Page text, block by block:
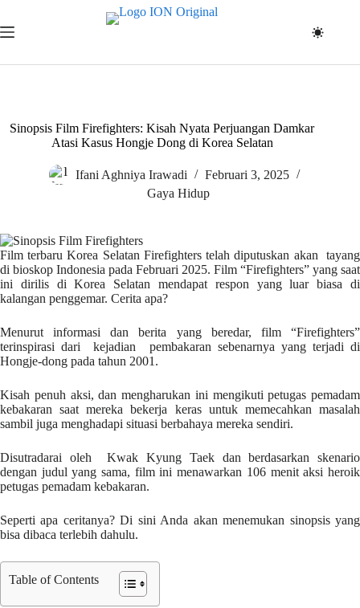
content
Sinopsis Film Firefighters: Kisah Nyata Perjuangan Damkar
Atasi Kasus Hongje Dong di Korea Selatan
Ifani Aghniya Irawadi
Februari 3, 2025
Gaya Hidup
Film terbaru Korea Selatan Firefighters telah diputuskan akan tayang
di bioskop Indonesia pada Februari 2025. Film “Firefighters” yang saat
ini dirilis di Korea Selatan mendapat respon yang luar biasa di
kalangan penggemar. Cerita apa?
Menurut informasi dan berita yang beredar, film “Firefighters”
terinspirasi dari kejadian pembakaran sebenarnya yang terjadi di
Hongje-dong pada tahun 2001.
Kisah penuh aksi, dan mengharukan ini mengikuti petugas pemadam
kebakaran saat mereka bekerja keras untuk memecahkan masalah
sambil juga menghadapi situasi berbahaya mereka sendiri.
Disutradarai oleh Kwak Kyung Taek dan berdasarkan skenario
dengan judul yang sama, film ini menawarkan 106 menit aksi heroik
petugas pemadam kebakaran.
Seperti apa ceritanya? Di sini Anda akan menemukan sinopsis yang
bisa dibaca terlebih dahulu.
Table of Contents